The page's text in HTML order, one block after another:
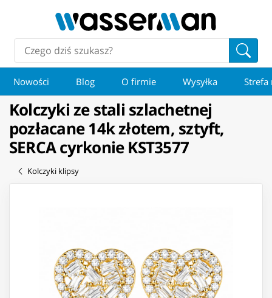
Nowości Blog O firmie Wysyłka Strefa
Kolczyki ze stali szlachetnej
pozłacane 14k złotem, sztyft,
SERCA cyrkonie KST3577
Kolczyki klipsy